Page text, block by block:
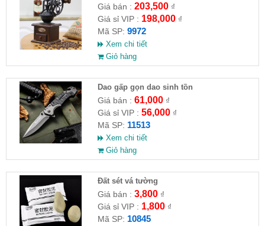
Giá bán : 203,500₫
Giá sỉ VIP : 198,000₫
Mã SP: 9972
Xem chi tiết
Giỏ hàng
Dao gấp gọn dao sinh tồn
Giá bán : 61,000₫
Giá sỉ VIP : 56,000₫
Mã SP: 11513
Xem chi tiết
Giỏ hàng
Đất sét vá tường
Giá bán : 3,800₫
Giá sỉ VIP : 1,800₫
Mã SP: 10845